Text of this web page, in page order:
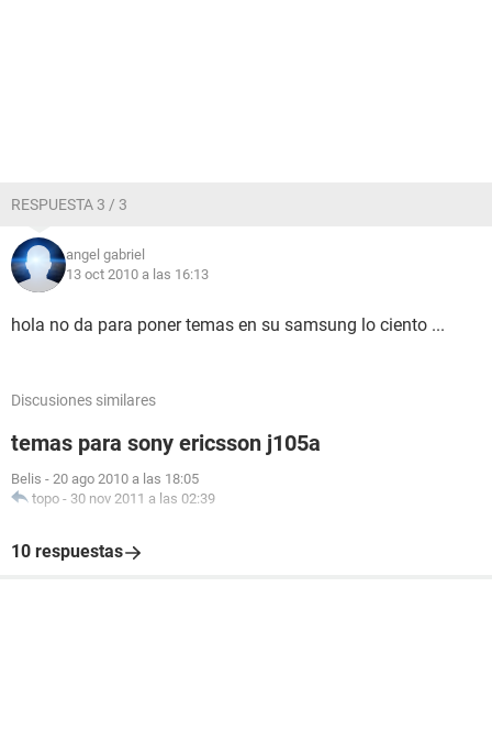
RESPUESTA 3 / 3
angel gabriel
13 oct 2010 a las 16:13
hola no da para poner temas en su samsung lo ciento ...
Discusiones similares
temas para sony ericsson j105a
Belis - 20 ago 2010 a las 18:05
topo - 30 nov 2011 a las 02:39
10 respuestas